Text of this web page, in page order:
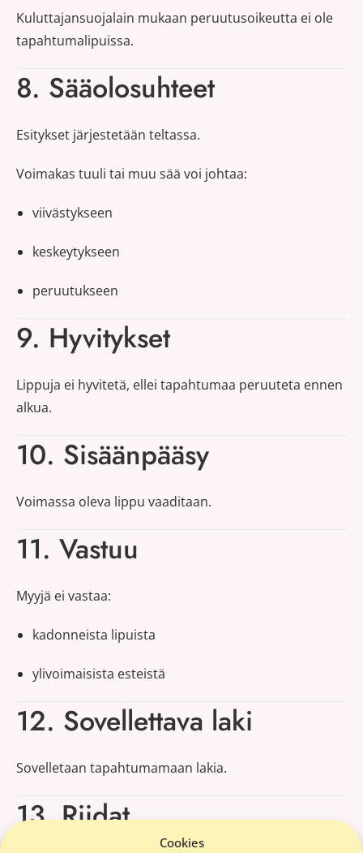
Cookies
Kuluttajansuojalain mukaan peruutusoikeutta ei ole
tapahtumalipuissa.
8. Sääolosuhteet
Esitykset järjestetään teltassa.
Voimakas tuuli tai muu sää voi johtaa:
viivästykseen
keskeytykseen
peruutukseen
9. Hyvitykset
Lippuja ei hyvitetä, ellei tapahtumaa peruuteta ennen
alkua.
10. Sisäänpääsy
Voimassa oleva lippu vaaditaan.
11. Vastuu
Myyjä ei vastaa:
kadonneista lipuista
ylivoimaisista esteistä
12. Sovellettava laki
Sovelletaan tapahtumamaan lakia.
13. Riidat